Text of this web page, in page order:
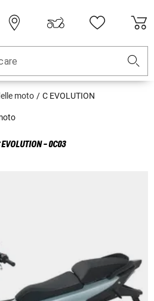
moto C EVOLUTION
EVOLUTION - 0C03